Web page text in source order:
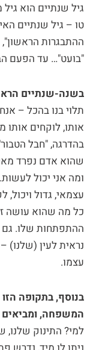
גיל שנתיים הוא
טו – גיל שנתיים
ההתבגרות
"בועט"… עד הפעם
בשנה-שנתיים
תלוי בנו בהכל –
אותו, לוקחים
בהדרגה, "חבל
שהוא אדם נפרד
ומה אני יכול
עצמאי, גדול
כל מה שהוא עושה
ההתפתחות שלו. גם
נראית לעין (שלנו)
עצמו.
בנוסף, בתקופה
המשפחה,
למי? התינוק שלנו,